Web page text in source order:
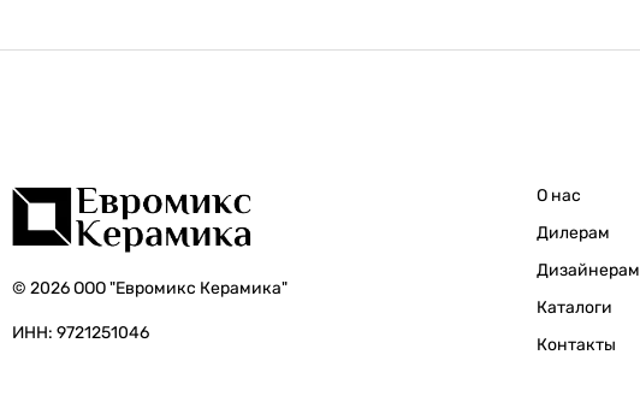
© 2026 ООО "Евромикс Керамика"
ИНН: 9721251046
О нас
Дилерам
Дизайнерам
Каталоги
Контакты